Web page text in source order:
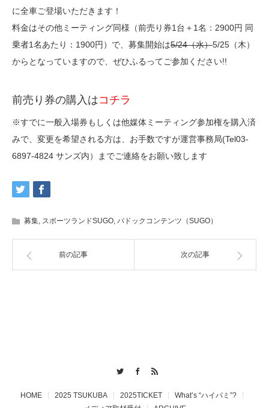
に全車ご登場いただきます！
料金はその他ミーティング同様（前売り券1台＋1名：2900円 同
乗者1名あたり：1900円）で、募集開始は5/24（水）5/25（木）
からとなっていますので、ぜひふるってご参加ください!!
前売り券の購入はコチラ
※すでに一般入場券もしくは他媒体ミーティング参加権を購入済
みで、変更を希望される方は、お手数ですが運営事務局(Tel03-
6897-4824 サンズ内）までご連絡をお願い致します
募集, スポーツランドSUGO, パドックコンテンツ（SUGO）
前の記事 次の記事
HOME 2025 TSUKUBA 2025TICKET
What’s “ハイパミ”?